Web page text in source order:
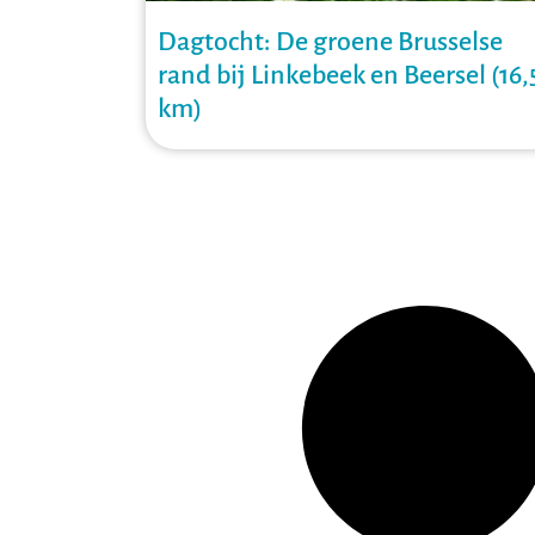
Dagtocht: De groene Brusselse
rand bij Linkebeek en Beersel
km)